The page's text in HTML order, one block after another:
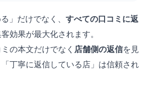
」だけでなく、 すべての口コミに返
効果が最大化されます。
の本文だけでなく 店舗側の返信を見
丁寧に返信している店」は信頼され